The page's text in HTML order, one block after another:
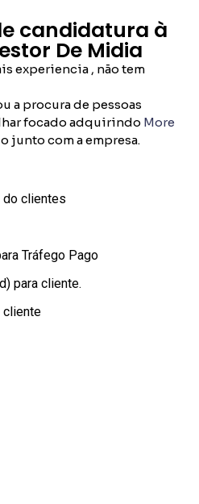
candidatura à
De Midia
experiencia , não tem
a procura de pessoas
focado adquirindo More
junto com a empresa.
do clientes
Tráfego Pago
para cliente.
cliente